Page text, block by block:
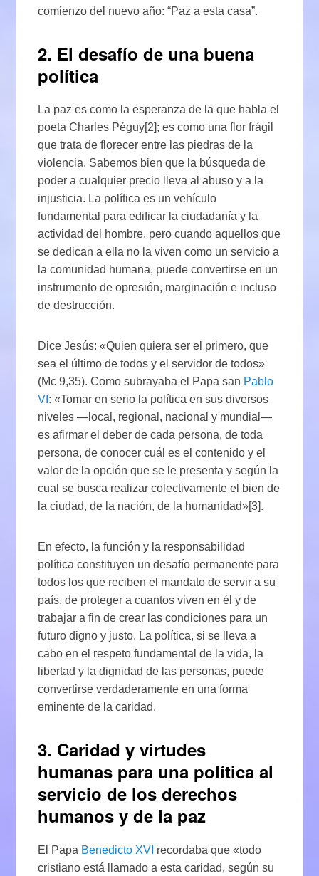
comienzo del nuevo año: “Paz a esta casa”.
2. El desafío de una buena
política
La paz es como la esperanza de la que habla el
poeta Charles Péguy[2]; es como una flor frágil
que trata de florecer entre las piedras de la
violencia. Sabemos bien que la búsqueda de
poder a cualquier precio lleva al abuso y a la
injusticia. La política es un vehículo
fundamental para edificar la ciudadanía y la
actividad del hombre, pero cuando aquellos que
se dedican a ella no la viven como un servicio a
la comunidad humana, puede convertirse en un
instrumento de opresión, marginación e incluso
de destrucción.
Dice Jesús: «Quien quiera ser el primero, que
sea el último de todos y el servidor de todos»
(Mc 9,35). Como subrayaba el Papa san Pablo
VI : «Tomar en serio la política en sus diversos
niveles ―local, regional, nacional y mundial―
es afirmar el deber de cada persona, de toda
persona, de conocer cuál es el contenido y el
valor de la opción que se le presenta y según la
cual se busca realizar colectivamente el bien de
la ciudad, de la nación, de la humanidad»[3].
En efecto, la función y la responsabilidad
política constituyen un desafío permanente para
todos los que reciben el mandato de servir a su
país, de proteger a cuantos viven en él y de
trabajar a fin de crear las condiciones para un
futuro digno y justo. La política, si se lleva a
cabo en el respeto fundamental de la vida, la
libertad y la dignidad de las personas, puede
convertirse verdaderamente en una forma
eminente de la caridad.
3. Caridad y virtudes
humanas para una política al
servicio de los derechos
humanos y de la paz
El Papa Benedicto XVI recordaba que «todo
cristiano está llamado a esta caridad, según su